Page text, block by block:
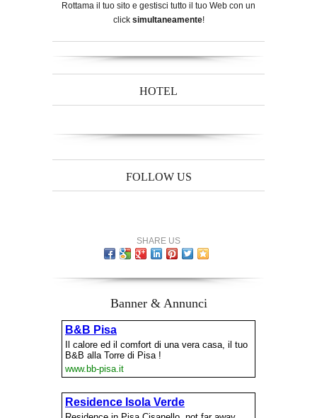
Rottama il tuo sito e gestisci tutto il tuo Web con un
click simultaneamente!
HOTEL
FOLLOW US
SHARE US
Banner & Annunci